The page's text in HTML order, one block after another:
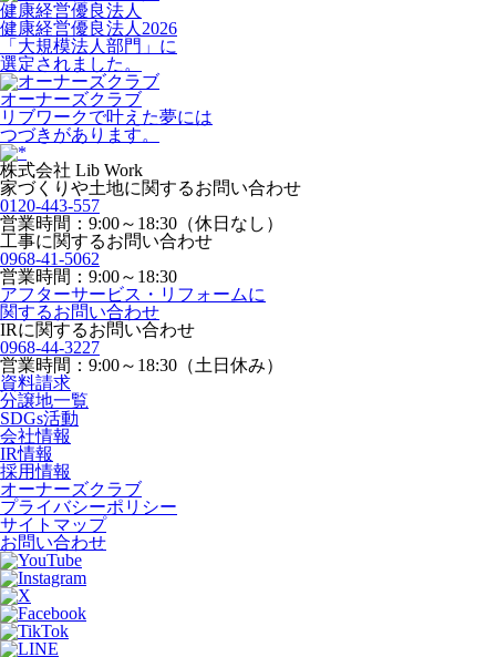
健康経営優良法人
健康経営優良法人2026
「大規模法人部門」に
選定されました。
オーナーズクラブ
リブワークで叶えた夢には
つづきがあります。
株式会社 Lib Work
家づくりや土地に関するお問い合わせ
0120-443-557
営業時間：9:00～18:30（休日なし）
工事に関するお問い合わせ
0968-41-5062
営業時間：9:00～18:30
アフターサービス・リフォームに
関するお問い合わせ
IRに関するお問い合わせ
0968-44-3227
営業時間：9:00～18:30（土日休み）
資料請求
分譲地一覧
SDGs活動
会社情報
IR情報
採用情報
オーナーズクラブ
プライバシーポリシー
サイトマップ
お問い合わせ